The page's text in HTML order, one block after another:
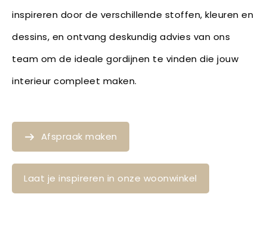
inspireren door de verschillende stoffen, kleuren en
dessins, en ontvang deskundig advies van ons
team om de ideale gordijnen te vinden die jouw
interieur compleet maken.
Afspraak maken
Laat je inspireren in onze woonwinkel